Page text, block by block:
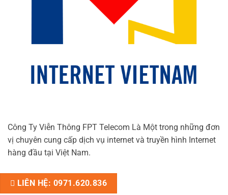
Công Ty Viễn Thông FPT Telecom Là Một trong những đơn
vị chuyên cung cấp dịch vụ internet và truyền hình Internet
hàng đầu tại Việt Nam.
LIÊN HỆ: 0971.620.836